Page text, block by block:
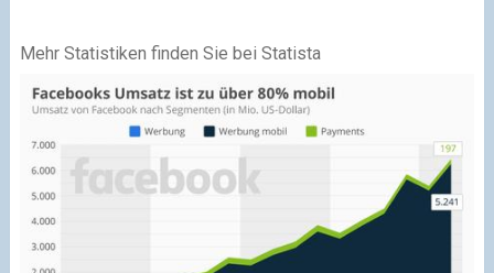
Mehr Statistiken finden Sie bei Statista